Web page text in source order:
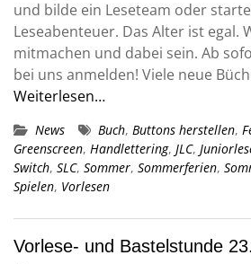
und bilde ein Leseteam oder
Leseabenteuer. Das Alter ist egal.
mitmachen und dabei sein. Ab
bei uns anmelden! Viele neue
Weiterlesen…
News Buch, Buttons herstellen,
Greenscreen, Handlettering, JLC,
Switch, SLC, Sommer, Sommerferien,
Spielen, Vorlesen
Vorlese- und Bastelstunde